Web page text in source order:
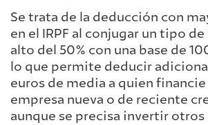
Se trata de la deducción con
en el IRPF al conjugar un tipo
alto del 50% con una base de
lo que permite deducir
euros de media a quien financie
empresa nueva o de reciente
aunque se precisa invertir otros